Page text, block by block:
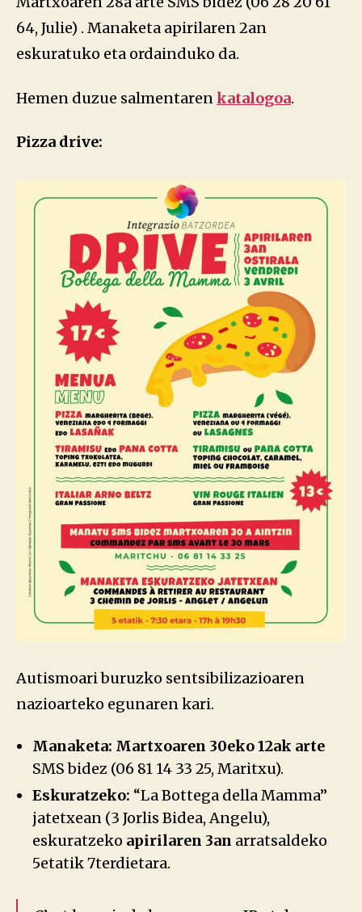
64, Julie) . Manaketa apirilaren 2an
eskuratuko eta ordainduko da.
Hemen duzue salmentarenkatalogoa.
Pizza drive:
Autismoari buruzko sentsibilizazioaren
nazioarteko egunaren kari.
Manaketa: Martxoaren 30eko 12ak arte
SMS bidez (06 81 14 33 25, Maritxu).
Eskuratzeko: “La Bottega della Mamma”
jatetxean (3 Jorlis Bidea, Angelu),
eskuratzeko apirilaren 3an arratsaldeko
5etatik 7terdietara.